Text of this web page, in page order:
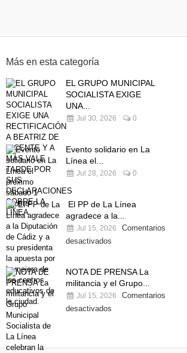
Más en esta categoría
EL GRUPO MUNICIPAL
SOCIALISTA EXIGE
UNA...
Jul 30, 2026 0
Evento solidario en La
Línea el...
Jul 28, 2026 0
El PP de La Línea
agradece a la...
Jul 15, 2026
Comentarios
desactivados
NOTA DE PRENSA La
militancia y el Grupo...
Jul 15, 2026
Comentarios
desactivados